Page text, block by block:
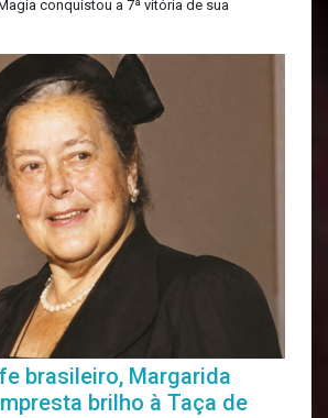
conquistou a 7ª vitória de sua
brasileiro, Margarida
brilho à Taça de